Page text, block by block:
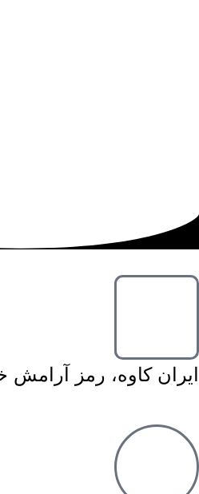
ایران کاوه، رمز آرامش